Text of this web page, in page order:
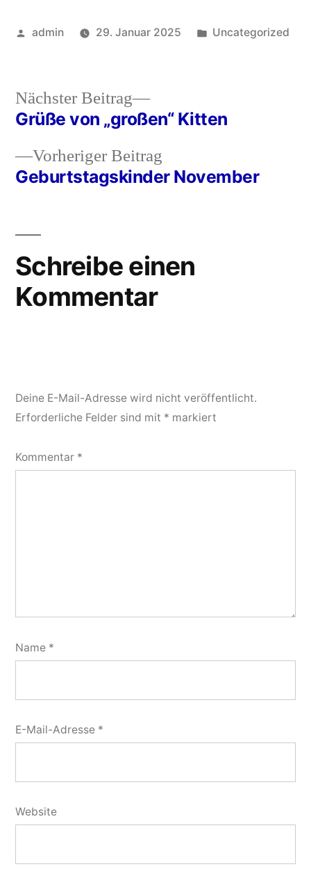
Veröffentlicht
admin 29. Januar 2025
Veröffentlicht
Uncategorized
Beitragsnavigation
Vorheriger Beitrag
Beitrag:
Geburtstagskinder November
Nächster Beitrag
Nächster
Beitrag:
Grüße von „großen“ Kitten
Schreibe einen
Kommentar
Deine E-Mail-Adresse wird nicht veröffentlicht.
Erforderliche Felder sind mit * markiert
Kommentar *
Name *
E-Mail-Adresse *
Website